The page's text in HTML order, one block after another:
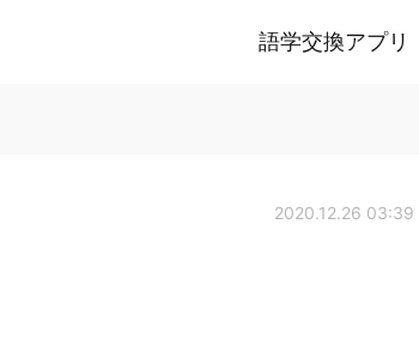
語学交換アプリ
2020.12.26 03:39